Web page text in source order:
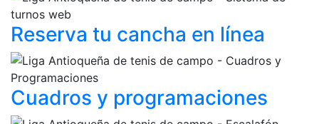
Reserva tu cancha en línea
Cuadros y programaciones